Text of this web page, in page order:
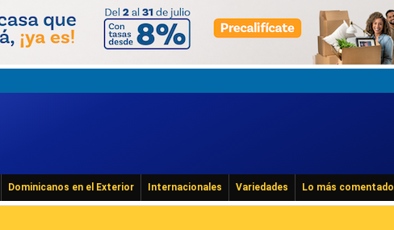
Dominicanos en el Exterior Internacionales Variedades Lo más comentado